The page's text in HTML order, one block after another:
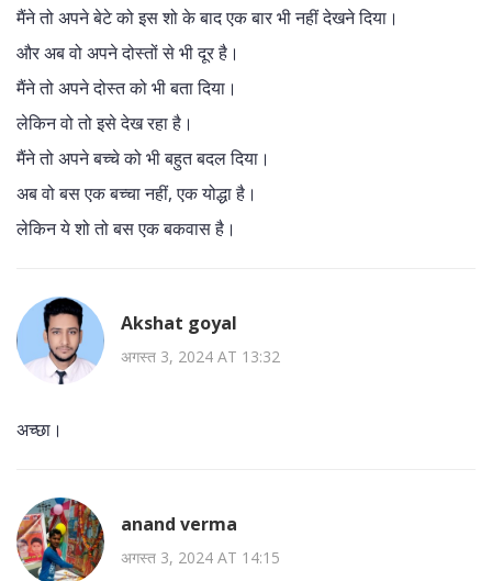
मैंने तो अपने बेटे को इस शो के बाद एक बार भी नहीं देखने दिया।
और अब वो अपने दोस्तों से भी दूर है।
मैंने तो अपने दोस्त को भी बता दिया।
लेकिन वो तो इसे देख रहा है।
मैंने तो अपने बच्चे को भी बहुत बदल दिया।
अब वो बस एक बच्चा नहीं, एक योद्धा है।
लेकिन ये शो तो बस एक बकवास है।
Akshat goyal
अगस्त 3, 2024 AT 13:32
अच्छा।
anand verma
अगस्त 3, 2024 AT 14:15